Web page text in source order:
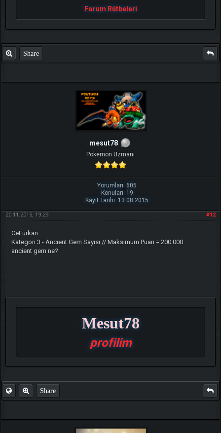
Forum Rütbeleri
Share
mesut78
Pokemon Uzmanı
Yorumları: 605
Konuları: 19
Kayıt Tarihi: 13.08.2015
#12
20.11.2015, 19:29
CeFurkan
Kategori 3 - Ancient Gem Sayısı // Maksimum Puan = 200.000
ancient gem ne?
Mesut78
profilim
Share